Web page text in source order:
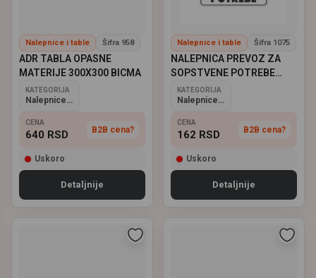
Nalepnice i table Šifra 958
ADR TABLA OPASNE
MATERIJE 300X300 BICMA
KATEGORIJA
Nalepnice i table
CENA
640 RSD B2B cena?
Uskoro
Detaljnije
Nalepnice i table Šifra 1075
NALEPNICA PREVOZ ZA
SOPSTVENE POTREBE
MALA
KATEGORIJA
Nalepnice i table
CENA
162 RSD B2B cena?
Uskoro
Detaljnije